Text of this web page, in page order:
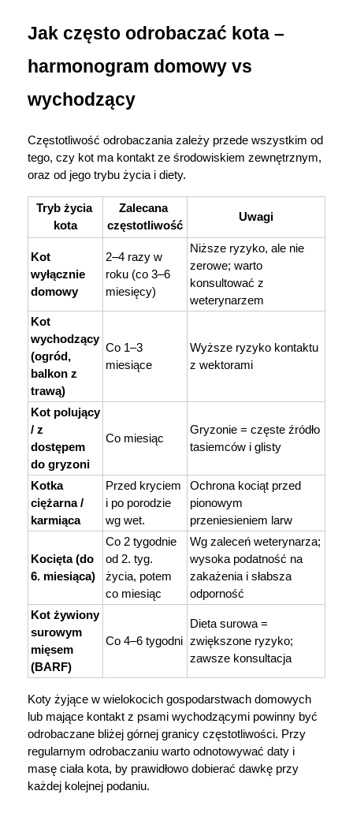
Jak często odrobaczać kota –
harmonogram domowy vs
wychodzący
Częstotliwość odrobaczania zależy przede wszystkim od
tego, czy kot ma kontakt ze środowiskiem zewnętrznym,
oraz od jego trybu życia i diety.
Tryb życia
kota
Zalecana
częstotliwość
Uwagi
Kot
wyłącznie
domowy
2–4 razy w
roku (co 3–6
miesięcy)
Niższe ryzyko, ale nie
zerowe; warto
konsultować z
weterynarzem
Kot
wychodzący
(ogród,
balkon z
trawą)
Co 1–3
miesiące
Wyższe ryzyko kontaktu
z wektorami
Kot polujący
/ z
dostępem
do gryzoni
Co miesiąc
Gryzonie = częste źródło
tasiemców i glisty
Kotka
ciężarna /
karmiąca
Przed kryciem
i po porodzie
wg wet.
Ochrona kociąt przed
pionowym
przeniesieniem larw
Kocięta (do
6. miesiąca)
Co 2 tygodnie
od 2. tyg.
życia, potem
co miesiąc
Wg zaleceń weterynarza;
wysoka podatność na
zakażenia i słabsza
odporność
Kot żywiony
surowym
mięsem
(BARF)
Co 4–6 tygodni
Dieta surowa =
zwiększone ryzyko;
zawsze konsultacja
Koty żyjące w wielokocich gospodarstwach domowych
lub mające kontakt z psami wychodzącymi powinny być
odrobaczane bliżej górnej granicy częstotliwości. Przy
regularnym odrobaczaniu warto odnotowywać daty i
masę ciała kota, by prawidłowo dobierać dawkę przy
każdej kolejnej podaniu.